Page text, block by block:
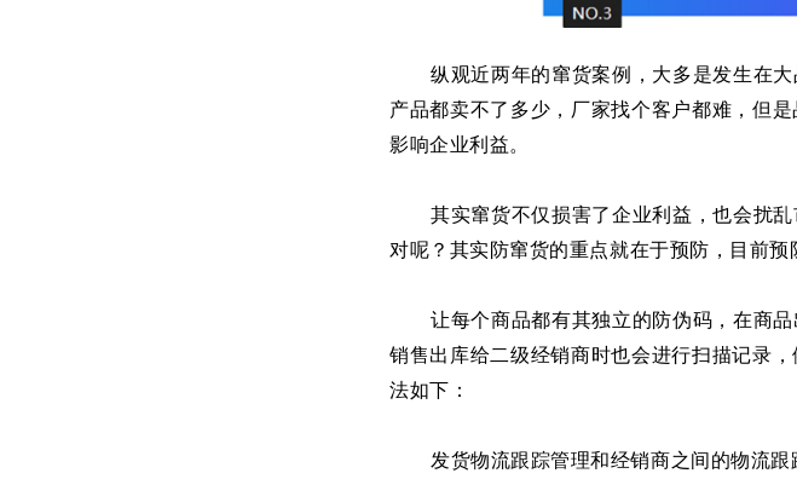
纵观近两年的窜货案例，大多是发生在
产品都卖不了多少，厂家找个客户都难，但
影响企业利益。
其实窜货不仅损害了企业利益，也会扰
对呢？其实防窜货的重点就在于预防，目前
让每个商品都有其独立的防伪码，在商
销售出库给二级经销商时也会进行扫描记录
法如下：
发货物流跟踪管理和经销商之间的物流